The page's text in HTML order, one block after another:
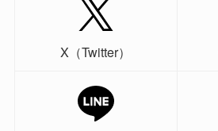
X（Twitter）